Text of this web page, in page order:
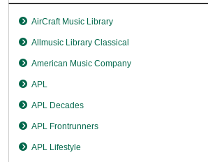
AirCraft Music Library
Allmusic Library Classical
American Music Company
APL
APL Decades
APL Frontrunners
APL Lifestyle